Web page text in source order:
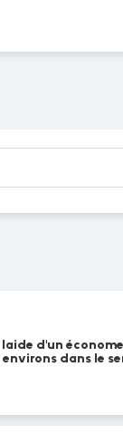
d'un
dans le